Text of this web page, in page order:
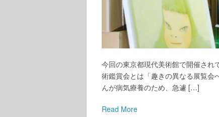
今回の東京都現代美術館で開催され
術鑑賞会とは「趣きの異なる展覧会
んが病気療養のため、急遽 […]
Read More